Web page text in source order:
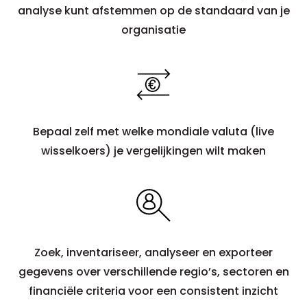
analyse kunt afstemmen op de standaard van je
organisatie
Bepaal zelf met welke mondiale valuta (live
wisselkoers) je vergelijkingen wilt maken
Zoek, inventariseer, analyseer en exporteer
gegevens over verschillende regio’s, sectoren en
financiële criteria voor een consistent inzicht